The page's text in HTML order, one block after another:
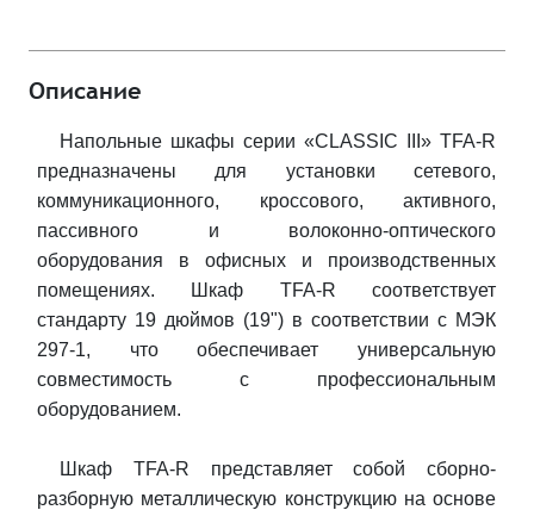
Описание
Напольные шкафы серии «CLASSIC III» TFA-R
предназначены для установки сетевого,
коммуникационного, кроссового, активного,
пассивного и волоконно-оптического
оборудования в офисных и производственных
помещениях. Шкаф TFA-R соответствует
стандарту 19 дюймов (19") в соответствии с МЭК
297-1, что обеспечивает универсальную
совместимость с профессиональным
оборудованием.
Шкаф TFA-R представляет собой сборно-
разборную металлическую конструкцию на основе